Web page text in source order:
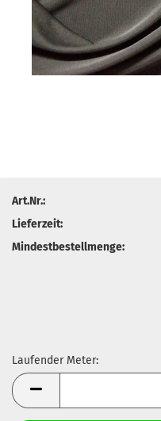
Art.Nr.:
Lieferzeit:
Mindestbestellmenge:
Laufender Meter:
Laufender
Meter